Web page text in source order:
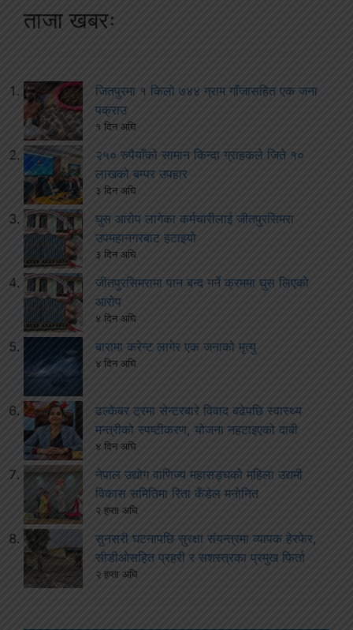
ताजा खबरः
जितपुरमा १ किलो ७४४ ग्राम गाँजासहित एक जना
पक्राउ
१ दिन अघि
२५० रुपैयाँको सामान किन्दा ग्राहकले जिते १०
लाखको बम्पर उपहार
३ दिन अघि
घुस आरोप लागेका कर्मचारीलाई जीतपुरसिमरा
उपमहानगरबाट हटाइयो
३ दिन अघि
जीतपुरसिमरामा पान बन्द गर्ने क्रममा घुस लिएको
आरोप
४ दिन अघि
बारामा करेन्ट लागेर एक जनाको मृत्यु
४ दिन अघि
ढल्केबर ट्रमा सेन्टरबारे विवाद बढेपछि स्वास्थ्य
मन्त्रीको स्पष्टीकरण, योजना नहटाइएको दाबी
४ दिन अघि
नेपाल उद्योग वाणिज्य महासङ्घको महिला उद्यमी
विकास समितिमा रिता कँडेल मनोनित
२ हप्ता अघि
सुनसरी घटनापछि सुरक्षा संयन्त्रमा व्यापक हेरफेर,
सीडीओसहित प्रहरी र सशस्त्रका प्रमुख फिर्ता
२ हप्ता अघि